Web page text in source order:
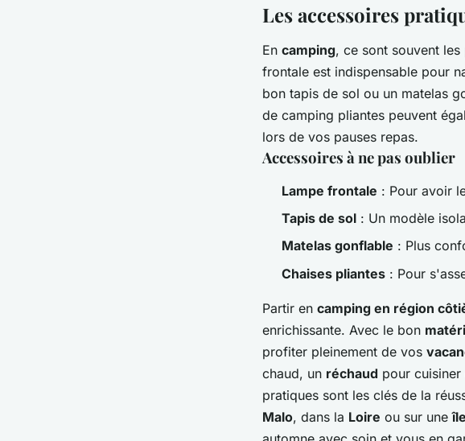
Les accessoires
En camping, ce sont souvent
frontale est indispensable pour
bon tapis de sol ou un matelas
de camping pliantes peuvent
lors de vos pauses repas.
Accessoires à ne pas oublier
Lampe frontale : Pour avoir
Tapis de sol : Un modèle
Matelas gonflable : Plus
Chaises pliantes : Pour
Partir en camping en région
enrichissante. Avec le bon
profiter pleinement de vos
chaud, un réchaud pour
pratiques sont les clés de la
Malo, dans la Loire ou sur uneîle